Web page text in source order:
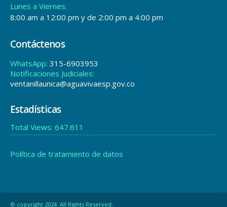
Lunes a Viernes:
8:00 am a 12:00 pm y de 2:00 pm a 4:00 pm
Contáctenos
WhatsApp: 315-6903953
Notificaciones Judiciales:
ventanillaunica@aguavivaesp.gov.co
Estadísticas
Total Views: 647.611
Política de tratamiento de datos
© copyright 2024. All Rights Reserved.